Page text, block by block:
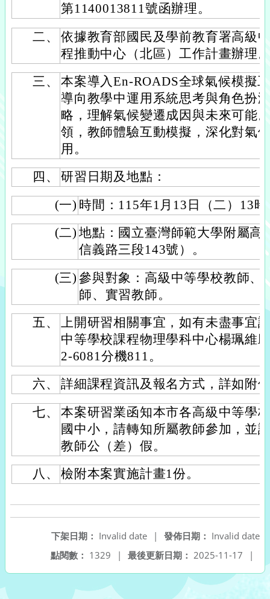
第1140013811號函辦理。
二、
依據教育部國民及學前教育署高級
程推動中心（北區）工作計畫辦理
三、
本案導入En-ROADS全球氣候模擬
導向教學中運用系統思考與角色扮
略，理解氣候變遷成因與未來可能
領，教師體驗互動模擬，深化對氣
用。
四、
研習日期及地點：
(一) 時間：115年1月13日（二）13
(二) 地點：國立臺灣師範大學附屬高
信義路三段143號）。
(三) 參與對象：高級中等學校教師、
師、實習教師。
五、
上開研習相關事宜，如有未盡事宜
中等學校課程物理學科中心楊珮維
2-6081分機811。
六、
詳細課程資訊及報名方式，詳如附
七、
本案研習業函知本市各高級中等學
國中小，請轉知所屬教師參加，並
教師公（差）假。
八、
檢附本案實施計畫1份。
發佈日期： Invalid date
下架日期： Invalid date
|
最後更新日期： 2025-11-17 |
點閱數： 1329 |